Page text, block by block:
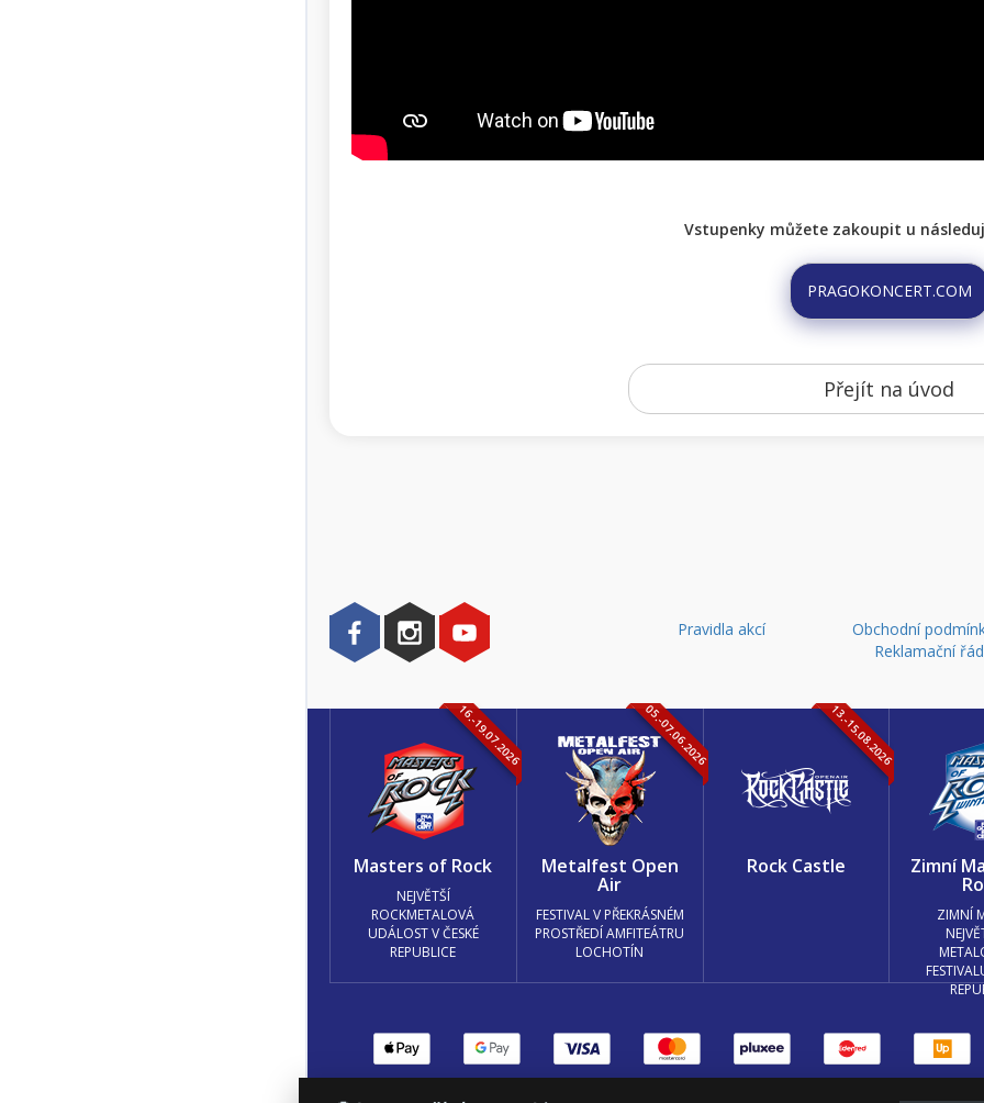
Vstupenky můžete zakoupit u
PRAGOKONCERT.COM
Přejít na úvod
Pravidla akcí
Obchodní
Reklamační řád
16.-19.07.2026
Masters of Rock
NEJVĚTŠÍ
ROCKMETALOVÁ
UDÁLOST V ČESKÉ
REPUBLICE
05.-07.06.2026
Metalfest Open
Air
FESTIVAL V PŘEKRÁSNÉM
PROSTŘEDÍ AMFITEÁTRU
LOCHOTÍN
13.-15.08.2026
Rock Castle Zimní
ZIMNÍ